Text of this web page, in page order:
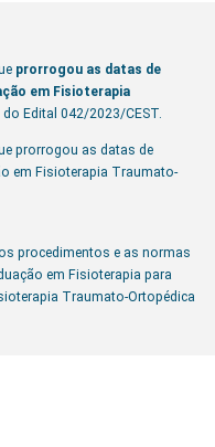
prorrogou as datas de
em Fisioterapia
Edital 042/2023/CEST.
prorrogou as datas de
em Fisioterapia Traumato-
procedimentos e as normas
em Fisioterapia para
Traumato-Ortopédica